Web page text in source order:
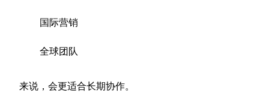
国际营销
全球团队
来说，会更适合长期协作。